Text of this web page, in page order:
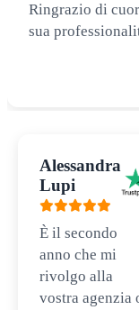
Ringrazio di
sua
Alessandra
Lupi
È il secondo
anno che mi
rivolgo alla
vostra agenzia